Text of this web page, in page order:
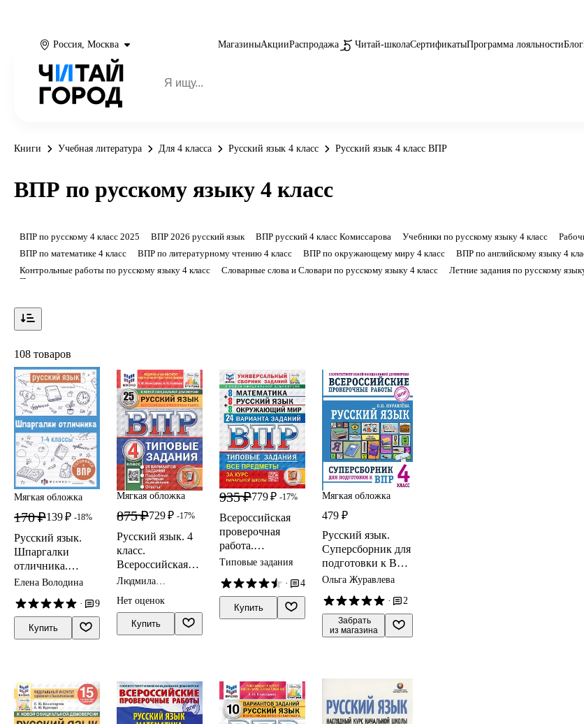
Россия, Москва МагазиныАкцииРаспродажа Читай-школаСертификатыПрограмма лояльностиБлог
Книги Учебная литература Для 4 класса Русский язык 4 класс Русский язык 4 класс ВПР
ВПР по русскому языку 4 класс
ВПР по русскому 4 класс 2025 ВПР 2026 русский язык ВПР русский 4 класс Комиссарова Учебники по русскому языку 4 класс
ВПР по математике 4 класс
ВПР по литературному чтению 4 класс ВПР по окружающему миру 4 класс ВПР по английскому языку 4
Контрольные работы по русскому языку 4 класс
Словарные слова и Словари по русскому языку 4 класс Летние задания по русскому
Показать ещё
108 товаров
Мягкая обложка
170 ₽139 ₽ -18%
Русский язык.
Шпаргалки
отличника.
Готовимся к ВПР
Елена Володина
·
9
Купить
Мягкая обложка
875 ₽729 ₽ -17%
Русский язык. 4
класс.
Всероссийская
проверочная
задания. 25
вариантов
заданий
Людмила
Андрей Кузнецов
Нет оценок
Купить
935 ₽779 ₽ -17%
Всероссийская
проверочная
работа.
Универсальный
Математика.
Русский язык.
Окружающий
Типовые задания
·
4
Купить
Мягкая обложка
479 ₽
Русский язык.
Суперсборник для
подготовки к ВПР.
4 класс
Ольга Журавлева
·
2
Забрать
из магазина